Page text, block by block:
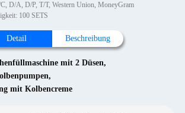
D/A, D/P, T/T, Western Union, MoneyGram
100 SETS
Detail Beschreibung
mit 2 Düsen,
,
mit Kolbencreme